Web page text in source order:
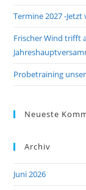
Termine 2027 -
Frischer Wind trifft
Probetraining
Neueste
Archiv
Juni 2026